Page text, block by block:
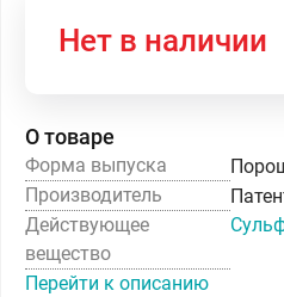
Нет в наличии
О товаре
Форма выпуска
Производитель
Действующее
вещество
Перейти к описанию